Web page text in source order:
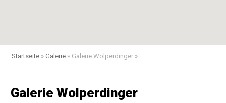
Startseite » Galerie » Galerie Wolperdinger »
Galerie Wolperdinger